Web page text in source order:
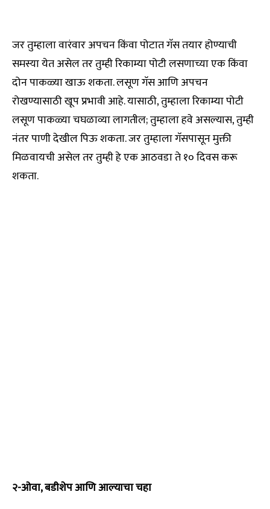
जर तुम्हाला वारंवार अपचन किंवा पोटात गॅस तयार होण्याची
समस्या येत असेल तर तुम्ही रिकाम्या पोटी लसणाच्या एक किंवा
दोन पाकळ्या खाऊ शकता. लसूण गॅस आणि अपचन
रोखण्यासाठी खूप प्रभावी आहे. यासाठी, तुम्हाला रिकाम्या पोटी
लसूण पाकळ्या चघळाव्या लागतील; तुम्हाला हवे असल्यास, तुम्ही
नंतर पाणी देखील पिऊ शकता. जर तुम्हाला गॅसपासून मुक्ती
मिळवायची असेल तर तुम्ही हे एक आठवडा ते १० दिवस करू
शकता.
२-ओवा, बडीशेप आणि आल्याचा चहा